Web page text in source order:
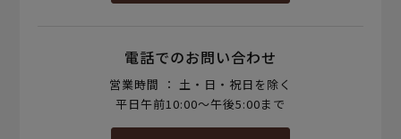
電話でのお問い合わせ
営業時間 ： 土・日・祝日を除く
平日午前10:00～午後5:00まで